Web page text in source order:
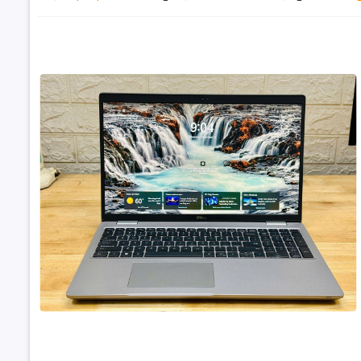
CPU
RAM
Ổ cứng
VGA
Màn hình
[Like New]
i5-12500H,